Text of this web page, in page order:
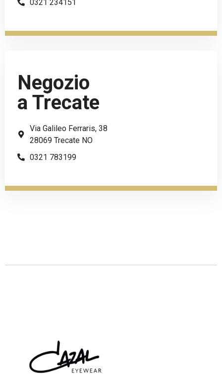
0321 234151
Negozio
a Trecate
Via Galileo Ferraris, 38
28069 Trecate NO
0321 783199